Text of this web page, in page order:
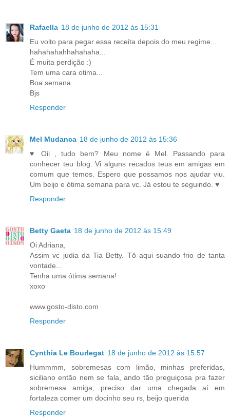
Rafaella 18 de junho de 2012 às 15:31
Eu volto para pegar essa receita depois do meu regime...
hahahahahhahahaha...
É muita perdição :)
Tem uma cara otima...
Boa semana...
Bjs
Responder
Mel Mudanca 18 de junho de 2012 às 15:36
♥ Oii , tudo bem? Meu nome é Mel. Passando para
conhecer teu blog. Vi alguns recados teus em amigas em
comum que temos. Espero que possamos nos ajudar viu.
Um beijo e ótima semana para vc. Já estou te seguindo. ♥
Responder
Betty Gaeta 18 de junho de 2012 às 15:49
Oi Adriana,
Assim vc judia da Tia Betty. Tô aqui suando frio de tanta
vontade...
Tenha uma ótima semana!
xoxo
www.gosto-disto.com
Responder
Cynthia Le Bourlegat 18 de junho de 2012 às 15:57
Hummmm, sobremesas com limão, minhas preferidas,
siciliano então nem se fala, ando tão preguiçosa pra fazer
sobremesa amiga, preciso dar uma chegada aí em
fortaleza comer um docinho seu rs, beijo querida
Responder